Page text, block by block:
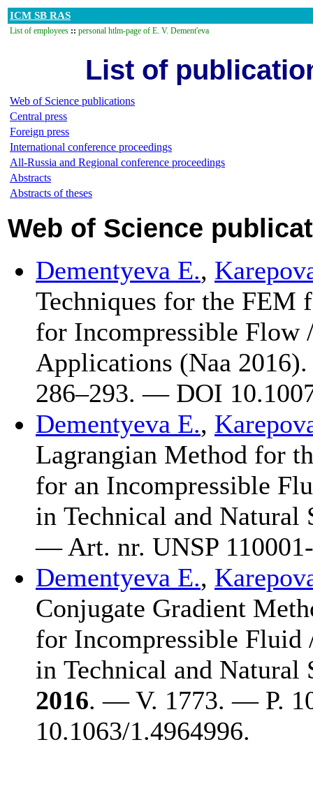
ICM SB RAS
List of employees :: personal htlm-page of E. V. Dement'eva
List of
Web of Science publications
Central press
Foreign press
International conference proceedings
All-Russia and Regional conference proceedings
Abstracts
Abstracts of theses
Web of Science
Dementyeva E.,
Techniques for the FEM
for Incompressible Flow
Applications (Naa
286–293. — DOI
Dementyeva E.,
Lagrangian Method for
for an Incompressible
in Technical and
— Art. nr. UNSP
Dementyeva E.,
Conjugate Gradient
for Incompressible
in Technical and
2016. — V. 1773. — P.
10.1063/1.4964996.